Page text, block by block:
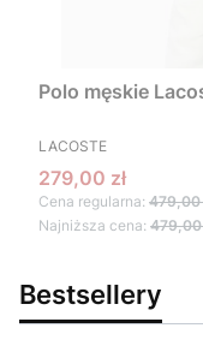
Polo męskie
PRODUCENT
LACOSTE
Cena promocyjna
279,00 zł
Cena regularna: 479,00
Najniższa cena: 479,00
Bestsellery